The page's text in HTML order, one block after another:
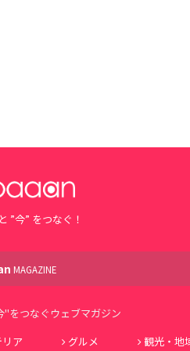
”今” をつなぐ！
MAGAZINE
"をつなぐウェブマガジン
ア グルメ 観光・地